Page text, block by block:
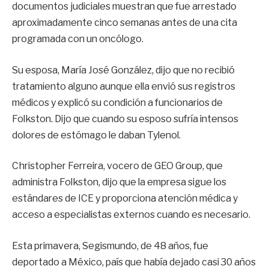
documentos judiciales muestran que fue arrestado
aproximadamente cinco semanas antes de una cita
programada con un oncólogo.
Su esposa, María José González, dijo que no recibió
tratamiento alguno aunque ella envió sus registros
médicos y explicó su condición a funcionarios de
Folkston. Dijo que cuando su esposo sufría intensos
dolores de estómago le daban Tylenol.
Christopher Ferreira, vocero de GEO Group, que
administra Folkston, dijo que la empresa sigue los
estándares de ICE y proporciona atención médica y
acceso a especialistas externos cuando es necesario.
Esta primavera, Segismundo, de 48 años, fue
deportado a México, país que había dejado casi 30 años